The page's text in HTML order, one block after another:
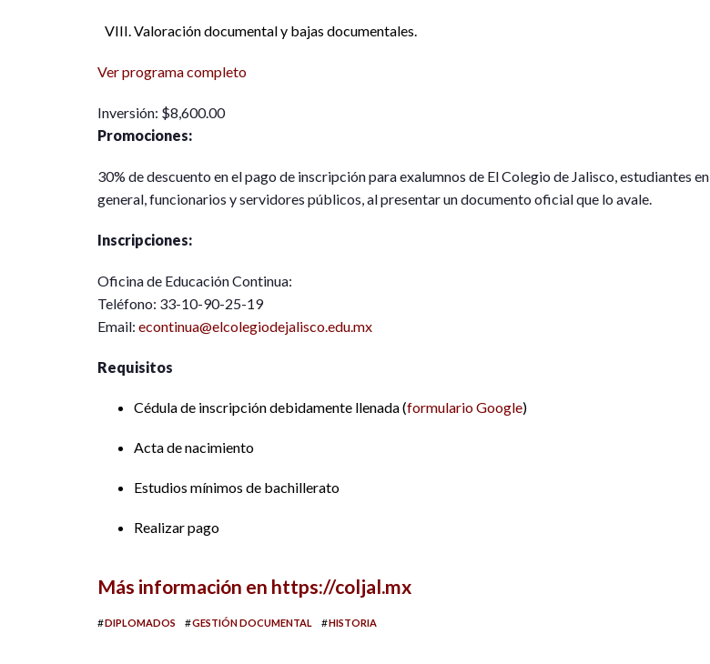
Valoración documental y bajas documentales.
Ver programa completo
Inversión: $8,600.00
Promociones:
30% de descuento en el pago de inscripción para exalumnos de El Colegio de Jalisco, estudiantes en
general, funcionarios y servidores públicos, al presentar un documento oficial que lo avale.
Inscripciones:
Oficina de Educación Continua:
Teléfono: 33-10-90-25-19
Email: econtinua@elcolegiodejalisco.edu.mx
Requisitos
Cédula de inscripción debidamente llenada (formulario Google)
Acta de nacimiento
Estudios mínimos de bachillerato
Realizar pago
Más información en https://coljal.mx
#DIPLOMADOS #GESTIÓN DOCUMENTAL #HISTORIA